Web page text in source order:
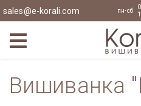
sales@e-korali.com пн-сб
Вишиванка